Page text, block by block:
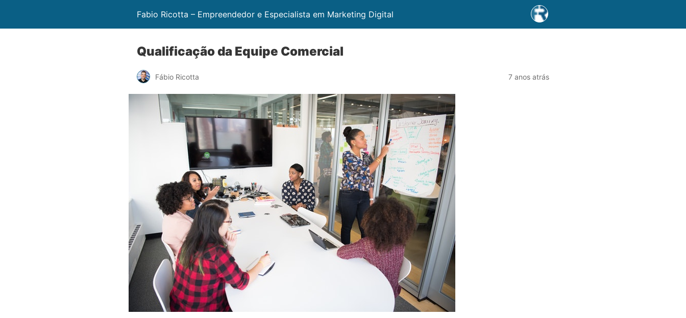
Fabio Ricotta – Empreendedor e Especialista em Marketing Digital
Qualificação da Equipe Comercial
Fábio Ricotta 7 anos atrás